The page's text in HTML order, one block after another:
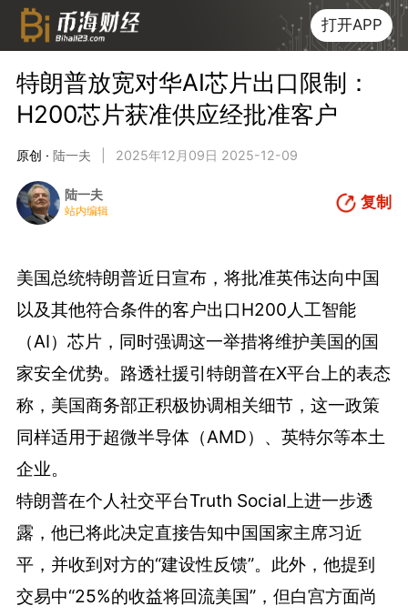
打开APP
特朗普放宽对华AI芯片出口限制：
H200芯片获准供应经批准客户
原创 · 陆一夫 2025年12月09日 2025-12-09
陆一夫
站内编辑 复制
美国总统特朗普近日宣布，将批准英伟达向中国
以及其他符合条件的客户出口H200人工智能
（AI）芯片，同时强调这一举措将维护美国的国
家安全优势。路透社援引特朗普在X平台上的表态
称，美国商务部正积极协调相关细节，这一政策
同样适用于超微半导体（AMD）、英特尔等本土
企业。
特朗普在个人社交平台Truth Social上进一步透
露，他已将此决定直接告知中国国家主席习近
平，并收到对方的“建设性反馈”。此外，他提到
交易中“25%的收益将回流美国”，但白宫方面尚